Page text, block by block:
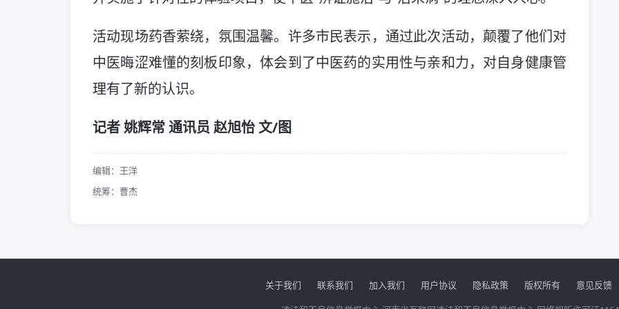
活动现场药香萦绕，氛围温馨。许多市民表示，通过此次活动，颠覆了他们对
中医晦涩难懂的刻板印象，体会到了中医药的实用性与亲和力，对自身健康管
理有了新的认识。
记者 姚辉常 通讯员 赵旭怡 文/图
编辑：王洋
统筹：曹杰
关于我们 联系我们 加入我们 用户协议 隐私政策 版权所有
意见反馈